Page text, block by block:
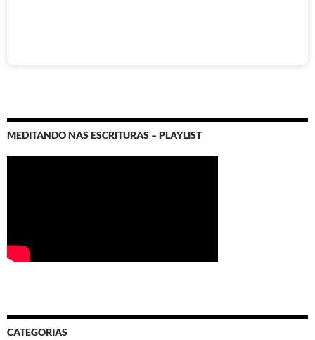
MEDITANDO NAS ESCRITURAS – PLAYLIST
CATEGORIAS